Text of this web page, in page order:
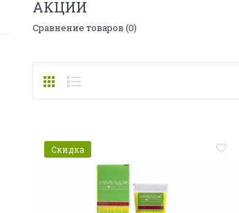
АКЦИИ
Сравнение товаров (0)
Скидка